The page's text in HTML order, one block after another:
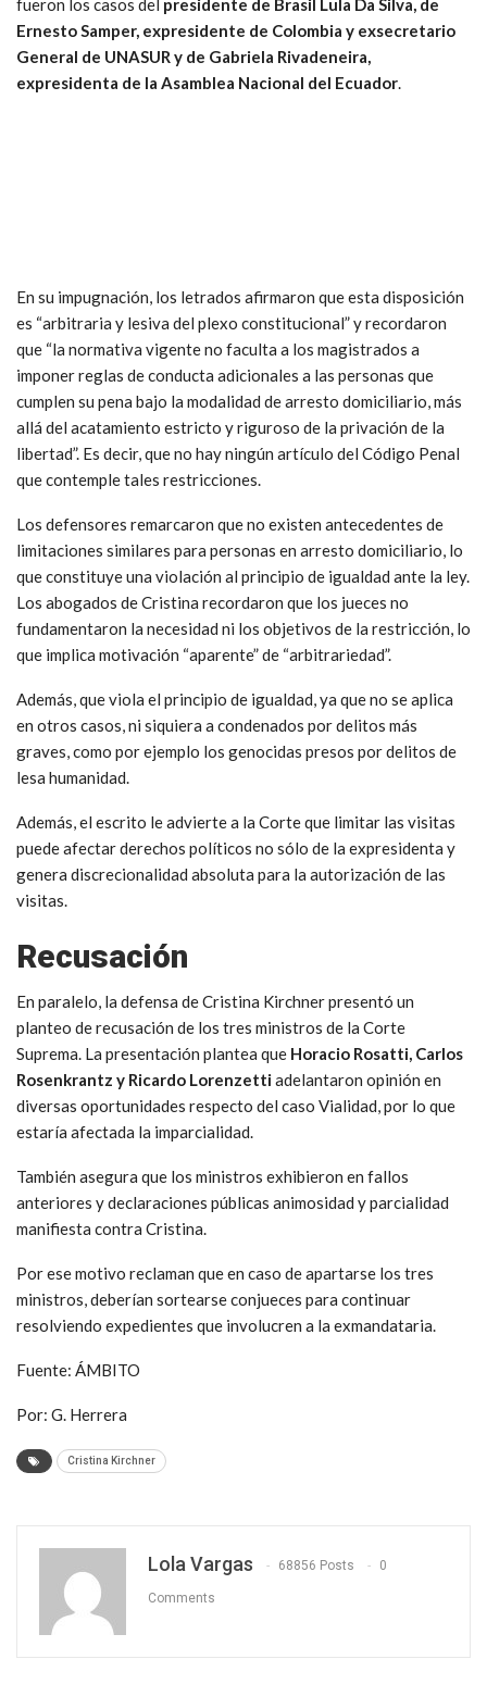
fueron los casos del presidente de Brasil Lula Da Silva, de
Ernesto Samper, expresidente de Colombia y exsecretario
General de UNASUR y de Gabriela Rivadeneira,
expresidenta de la Asamblea Nacional del Ecuador.
En su impugnación, los letrados afirmaron que esta disposición
es “arbitraria y lesiva del plexo constitucional” y recordaron
que “la normativa vigente no faculta a los magistrados a
imponer reglas de conducta adicionales a las personas que
cumplen su pena bajo la modalidad de arresto domiciliario, más
allá del acatamiento estricto y riguroso de la privación de la
libertad”. Es decir, que no hay ningún artículo del Código Penal
que contemple tales restricciones.
Los defensores remarcaron que no existen antecedentes de
limitaciones similares para personas en arresto domiciliario, lo
que constituye una violación al principio de igualdad ante la ley.
Los abogados de Cristina recordaron que los jueces no
fundamentaron la necesidad ni los objetivos de la restricción, lo
que implica motivación “aparente” de “arbitrariedad”.
Además, que viola el principio de igualdad, ya que no se aplica
en otros casos, ni siquiera a condenados por delitos más
graves, como por ejemplo los genocidas presos por delitos de
lesa humanidad.
Además, el escrito le advierte a la Corte que limitar las visitas
puede afectar derechos políticos no sólo de la expresidenta y
genera discrecionalidad absoluta para la autorización de las
visitas.
Recusación
En paralelo, la defensa de Cristina Kirchner presentó un
planteo de recusación de los tres ministros de la Corte
Suprema. La presentación plantea que Horacio Rosatti, Carlos
Rosenkrantz y Ricardo Lorenzettiadelantaron opinión en
diversas oportunidades respecto del caso Vialidad, por lo que
estaría afectada la imparcialidad.
También asegura que los ministros exhibieron en fallos
anteriores y declaraciones públicas animosidad y parcialidad
manifiesta contra Cristina.
Por ese motivo reclaman que en caso de apartarse los tres
ministros, deberían sortearse conjueces para continuar
resolviendo expedientes que involucren a la exmandataria.
Fuente: ÁMBITO
Por: G. Herrera
Cristina Kirchner
Lola Vargas 68856 Posts 0
Comments